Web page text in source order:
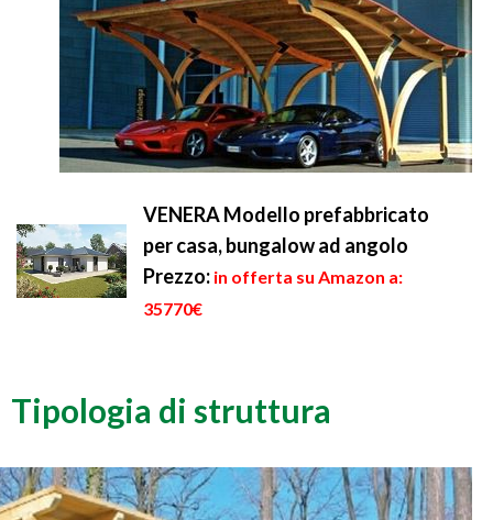
VENERA Modello prefabbricato
per casa, bungalow ad angolo
Prezzo: in offerta su Amazon a:
35770€
Tipologia di struttura